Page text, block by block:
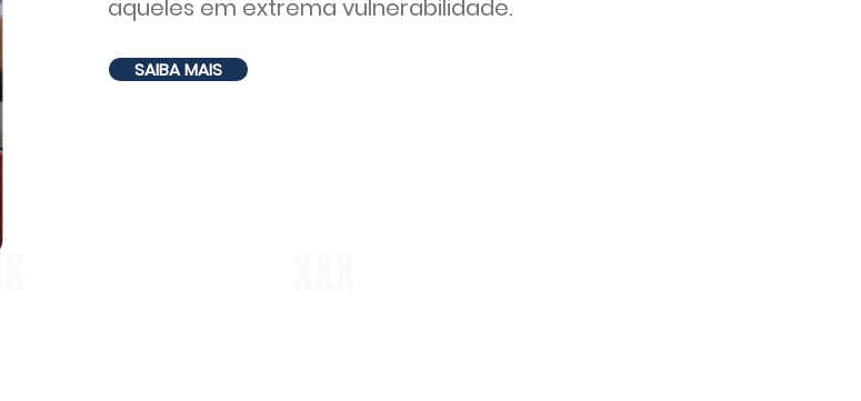
aqueles em extrema vulnerabilidade.
SAIBA MAIS